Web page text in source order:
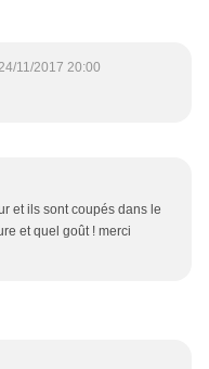
11/2017 20:00
et ils sont coupés dans le
et quel goût ! merci